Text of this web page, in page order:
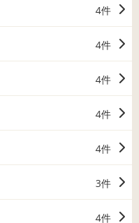
4件
4件
4件
4件
4件
3件
4件